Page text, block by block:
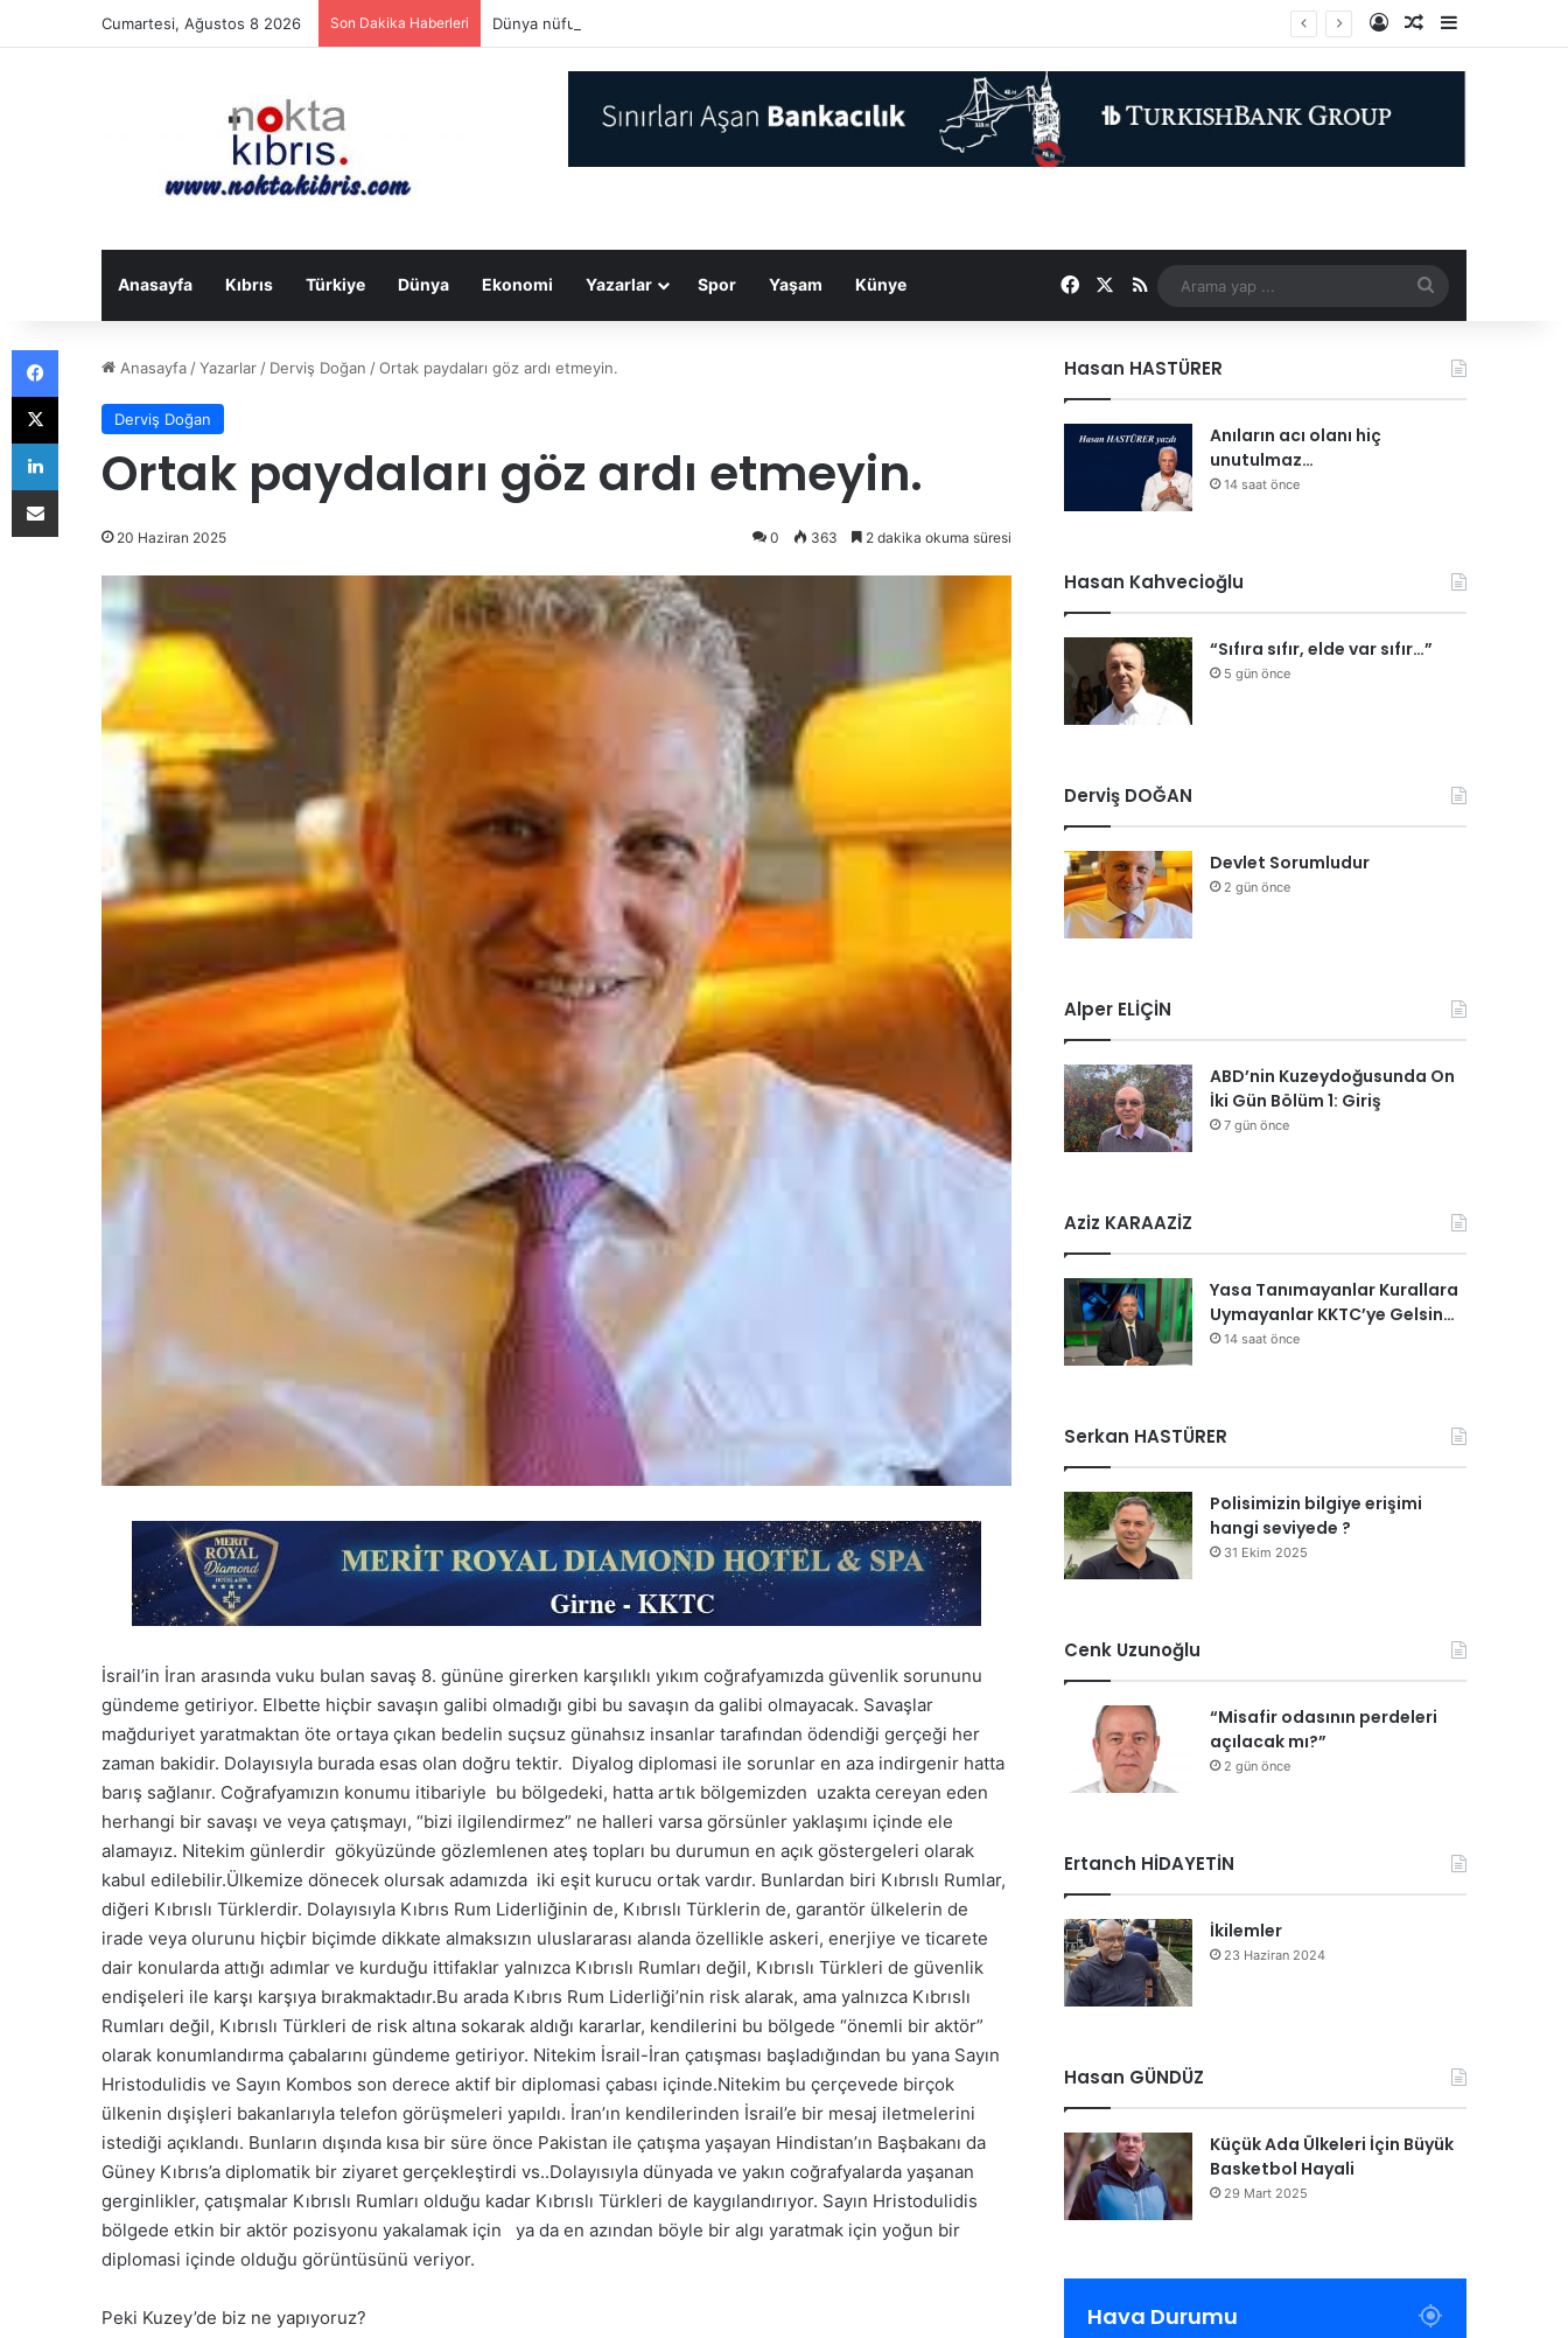
Cumartesi, Ağustos 8 2026 Son Dakika Haberleri Dünya nüfusunun yüzde 6’sını oluşturan yerli halklar iklim değişikliğinin tehdidi altında Kayıt OlRastgele Makale
Anasayfa Kıbrıs Türkiye Dünya Ekonomi Yazarlar Spor Yaşam Künye FacebookRSS
yap
Anasayfa /Yazarlar / Derviş Doğan /Ortak paydaları göz ardı etmeyin.
Derviş Doğan
Ortak paydaları göz ardı etmeyin.
20 Haziran 2025 0 363 2 dakika okuma süresi
İsrail’in İran arasında vuku bulan savaş 8. gününe girerken karşılıklı yıkım coğrafyamızda güvenlik sorununu
gündeme getiriyor. Elbette hiçbir savaşın galibi olmadığı gibi bu savaşın da galibi olmayacak. Savaşlar
mağduriyet yaratmaktan öte ortaya çıkan bedelin suçsuz günahsız insanlar tarafından ödendiği gerçeği her
zaman bakidir. Dolayısıyla burada esas olan doğru tektir. Diyalog diplomasi ile sorunlar en aza indirgenir hatta
barış sağlanır. Coğrafyamızın konumu itibariyle bu bölgedeki, hatta artık bölgemizden uzakta cereyan eden
herhangi bir savaşı ve veya çatışmayı, “bizi ilgilendirmez” ne halleri varsa görsünler yaklaşımı içinde ele
alamayız. Nitekim günlerdir gökyüzünde gözlemlenen ateş topları bu durumun en açık göstergeleri olarak
kabul edilebilir.Ülkemize dönecek olursak adamızda iki eşit kurucu ortak vardır. Bunlardan biri Kıbrıslı Rumlar,
diğeri Kıbrıslı Türklerdir. Dolayısıyla Kıbrıs Rum Liderliğinin de, Kıbrıslı Türklerin de, garantör ülkelerin de
irade veya olurunu hiçbir biçimde dikkate almaksızın uluslararası alanda özellikle askeri, enerjiye ve ticarete
dair konularda attığı adımlar ve kurduğu ittifaklar yalnızca Kıbrıslı Rumları değil, Kıbrıslı Türkleri de güvenlik
endişeleri ile karşı karşıya bırakmaktadır.Bu arada Kıbrıs Rum Liderliği’nin risk alarak, ama yalnızca Kıbrıslı
Rumları değil, Kıbrıslı Türkleri de risk altına sokarak aldığı kararlar, kendilerini bu bölgede “önemli bir aktör”
olarak konumlandırma çabalarını gündeme getiriyor. Nitekim İsrail-İran çatışması başladığından bu yana Sayın
Hristodulidis ve Sayın Kombos son derece aktif bir diplomasi çabası içinde.Nitekim bu çerçevede birçok
ülkenin dışişleri bakanlarıyla telefon görüşmeleri yapıldı. İran’ın kendilerinden İsrail’e bir mesaj iletmelerini
istediği açıklandı. Bunların dışında kısa bir süre önce Pakistan ile çatışma yaşayan Hindistan’ın Başbakanı da
Güney Kıbrıs’a diplomatik bir ziyaret gerçekleştirdi vs..Dolayısıyla dünyada ve yakın coğrafyalarda yaşanan
gerginlikler, çatışmalar Kıbrıslı Rumları olduğu kadar Kıbrıslı Türkleri de kaygılandırıyor. Sayın Hristodulidis
bölgede etkin bir aktör pozisyonu yakalamak için ya da en azından böyle bir algı yaratmak için yoğun bir
diplomasi içinde olduğu görüntüsünü veriyor.
Peki Kuzey’de biz ne yapıyoruz?
Hasan HASTÜRER
Anıların acı olanı hiç
unutulmaz…
14 saat önce
Hasan Kahvecioğlu
“Sıfıra sıfır, elde var sıfır…”
5 gün önce
Derviş DOĞAN
Devlet Sorumludur
2 gün önce
Alper ELİÇİN
ABD’nin Kuzeydoğusunda On
İki Gün Bölüm 1: Giriş
7 gün önce
Aziz KARAAZİZ
Yasa Tanımayanlar Kurallara
Uymayanlar KKTC’ye Gelsin…
14 saat önce
Serkan HASTÜRER
Polisimizin bilgiye erişimi
hangi seviyede ?
31 Ekim 2025
Cenk Uzunoğlu
“Misafir odasının perdeleri
açılacak mı?”
2 gün önce
Ertanch HİDAYETİN
İkilemler
23 Haziran 2024
Hasan GÜNDÜZ
Küçük Ada Ülkeleri İçin Büyük
Basketbol Hayali
29 Mart 2025
Hava Durumu